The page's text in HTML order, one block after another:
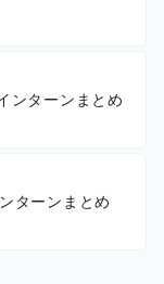
ンターンまとめ
ターンまとめ